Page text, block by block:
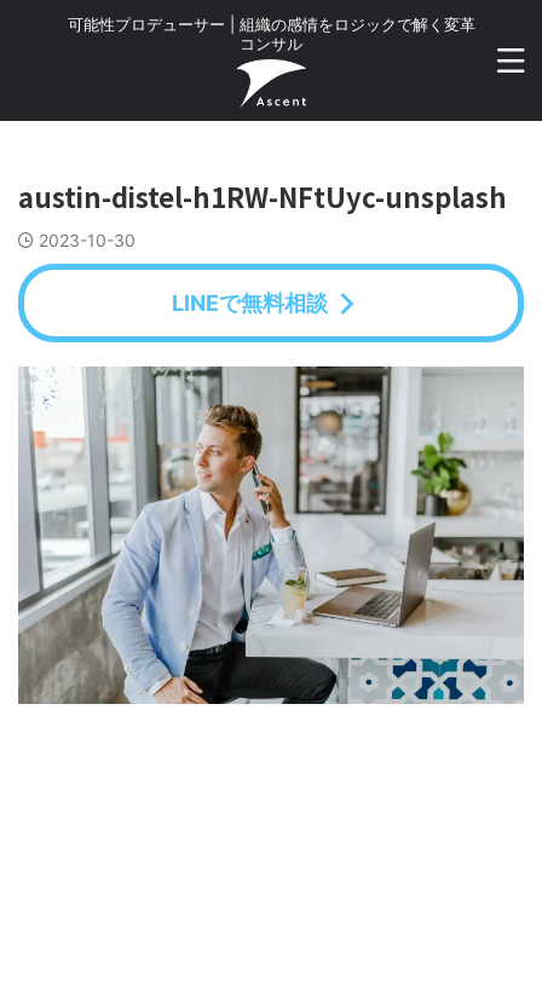
可能性プロデューサー | 組織の感情をロジックで解く変革
コンサル
austin-distel-h1RW-NFtUyc-unsplash
2023-10-30
LINEで無料相談